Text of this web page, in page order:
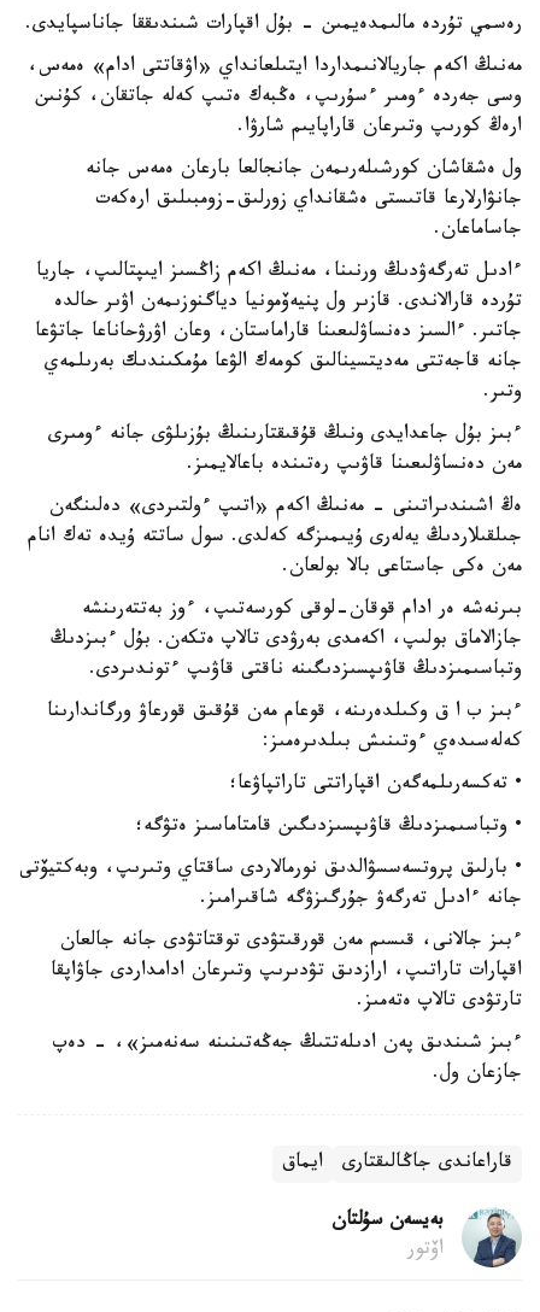
رەسمي تۇردە مالىمدەيمىن - بۇل اقپارات شىندىققا جاناسپايدى.
مەنىڭ اكەم جاريالانىمداردا ايتىلعانداي «اۋقاتتى ادام» ەمەس،
وسى جەردە ءومىر ءسۇرىپ، ەڭبەك ەتىپ كەلە جاتقان، كۇنىن
ارەڭ كورىپ وتىرعان قاراپايىم شارۋا.
ول ەشقاشان كورشىلەرىمەن جانجالعا بارعان ەمەس جانە
جانۋارلارعا قاتىستى ەشقانداي زورلىق-زومبىلىق ارەكەت
جاساماعان.
ءادىل تەرگەۋدىڭ ورنىنا، مەنىڭ اكەم زاڭسىز ايىپتالىپ، جاريا
تۇردە قارالاندى. قازىر ول پنيەۆمونيا دياگنوزىمەن اۋىر حالدە
جاتىر. ءالسىز دەنساۋلىعىنا قاراماستان، وعان اۋرۋحاناعا جاتۋعا
جانە قاجەتتى مەديتسينالىق كومەك الۋعا مۇمكىندىك بەرىلمەي
وتىر.
ءبىز بۇل جاعدايدى ونىڭ قۇقىقتارىنىڭ بۇزىلۋى جانە ءومىرى
مەن دەنساۋلىعىنا قاۋىپ رەتىندە باعالايمىز.
ەڭ اشىندىراتىنى - مەنىڭ اكەم «اتىپ ءولتىردى» دەلىنگەن
جىلقىلاردىڭ يەلەرى ۇيىمىزگە كەلدى. سول ساتتە ۇيدە تەك انام
مەن ەكى جاستاعى بالا بولعان.
بىرنەشە ەر ادام قوقان-لوقى كورسەتىپ، ءوز بەتتەرىنشە
جازالاماق بولىپ، اكەمدى بەرۋدى تالاپ ەتكەن. بۇل ءبىزدىڭ
وتباسىمىزدىڭ قاۋىپسىزدىگىنە ناقتى قاۋىپ ءتوندىردى.
ءبىز ب ا ق وكىلدەرىنە، قوعام مەن قۇقىق قورعاۋ ورگاندارىنا
كەلەسىدەي ءوتىنىش بىلدىرەمىز:
• تەكسەرىلمەگەن اقپاراتتى تاراتپاۋعا؛
• وتباسىمىزدىڭ قاۋىپسىزدىگىن قامتاماسىز ەتۋگە؛
• بارلىق پروتسەسسۋالدىق نورمالاردى ساقتاي وتىرىپ، وبەكتيۆتى
جانە ءادىل تەرگەۋ جۇرگىزۋگە شاقىرامىز.
ءبىز جالانى، قىسىم مەن قورقىتۋدى توقتاتۋدى جانە جالعان
اقپارات تاراتىپ، ارازدىق تۋدىرىپ وتىرعان ادامداردى جاۋاپقا
تارتۋدى تالاپ ەتەمىز.
ءبىز شىندىق پەن ادىلەتتىڭ جەڭەتىنىنە سەنەمىز»، - دەپ
جازعان ول.
قاراعاندى ​​جاڭالىقتارى ايماق
بەيسەن سۇلتان
اۆتور